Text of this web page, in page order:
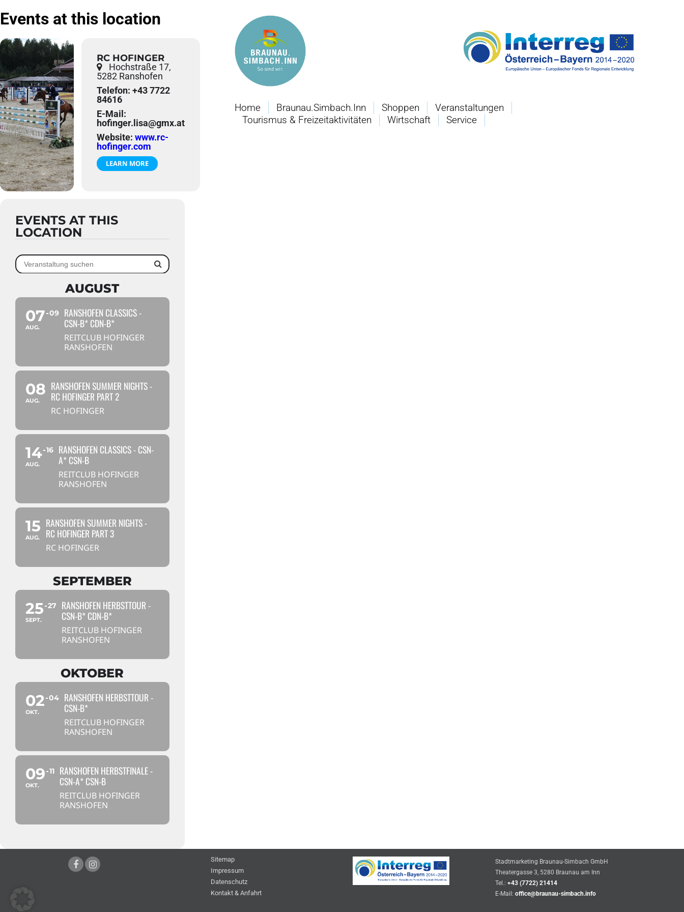
Events at this location
RC HOFINGER
Hochstraße 17,
5282 Ranshofen
Telefon: +43 7722
84616
E-Mail:
hofinger.lisa@gmx.at
Website:www.rc-
hofinger.com
LEARN MORE
EVENTS AT THIS
LOCATION
AUGUST
07
AUG.
09
RANSHOFEN CLASSICS -
CSN-B* CDN-B*
REITCLUB HOFINGER
RANSHOFEN
08
AUG.
RANSHOFEN SUMMER NIGHTS -
RC HOFINGER PART 2
RC HOFINGER
14
AUG.
16
RANSHOFEN CLASSICS - CSN-
A* CSN-B
REITCLUB HOFINGER
RANSHOFEN
15
AUG.
RANSHOFEN SUMMER NIGHTS -
RC HOFINGER PART 3
RC HOFINGER
SEPTEMBER
25
SEPT.
27
RANSHOFEN HERBSTTOUR -
CSN-B* CDN-B*
REITCLUB HOFINGER
RANSHOFEN
OKTOBER
02
OKT.
04
RANSHOFEN HERBSTTOUR -
CSN-B*
REITCLUB HOFINGER
RANSHOFEN
09
OKT.
11
RANSHOFEN HERBSTFINALE -
CSN-A* CSN-B
REITCLUB HOFINGER
RANSHOFEN
Home Braunau.Simbach.Inn Shoppen
Veranstaltungen
Tourismus & Freizeitaktivitäten
Wirtschaft Service
Sitemap
Impressum
Datenschutz
Kontakt & Anfahrt
Stadtmarketing Braunau-Simbach GmbH
Theatergasse 3, 5280 Braunau am Inn
Tel.: +43 (7722) 21414
E-Mail: office@braunau-simbach.info